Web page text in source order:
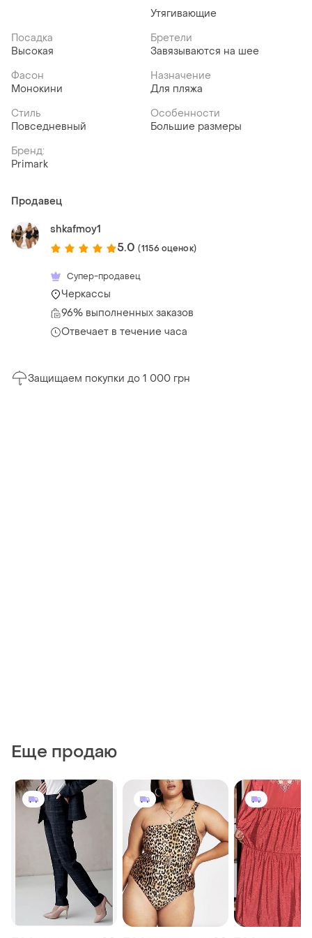
Утягивающие
Посадка
Высокая
Бретели
Завязываются на шее
Фасон
Монокини
Назначение
Для пляжа
Стиль
Повседневный
Особенности
Большие размеры
Бренд:
Primark
Продавец
shkafmoy1
5.0 (1156 оценок)
Супер-продавец
Черкассы
96% выполненных заказов
Отвечает в течение часа
Защищаем покупки до 1 000 грн
Еще продаю